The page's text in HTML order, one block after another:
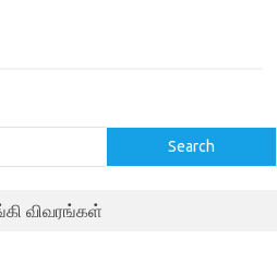
Search
விவரங்கள்